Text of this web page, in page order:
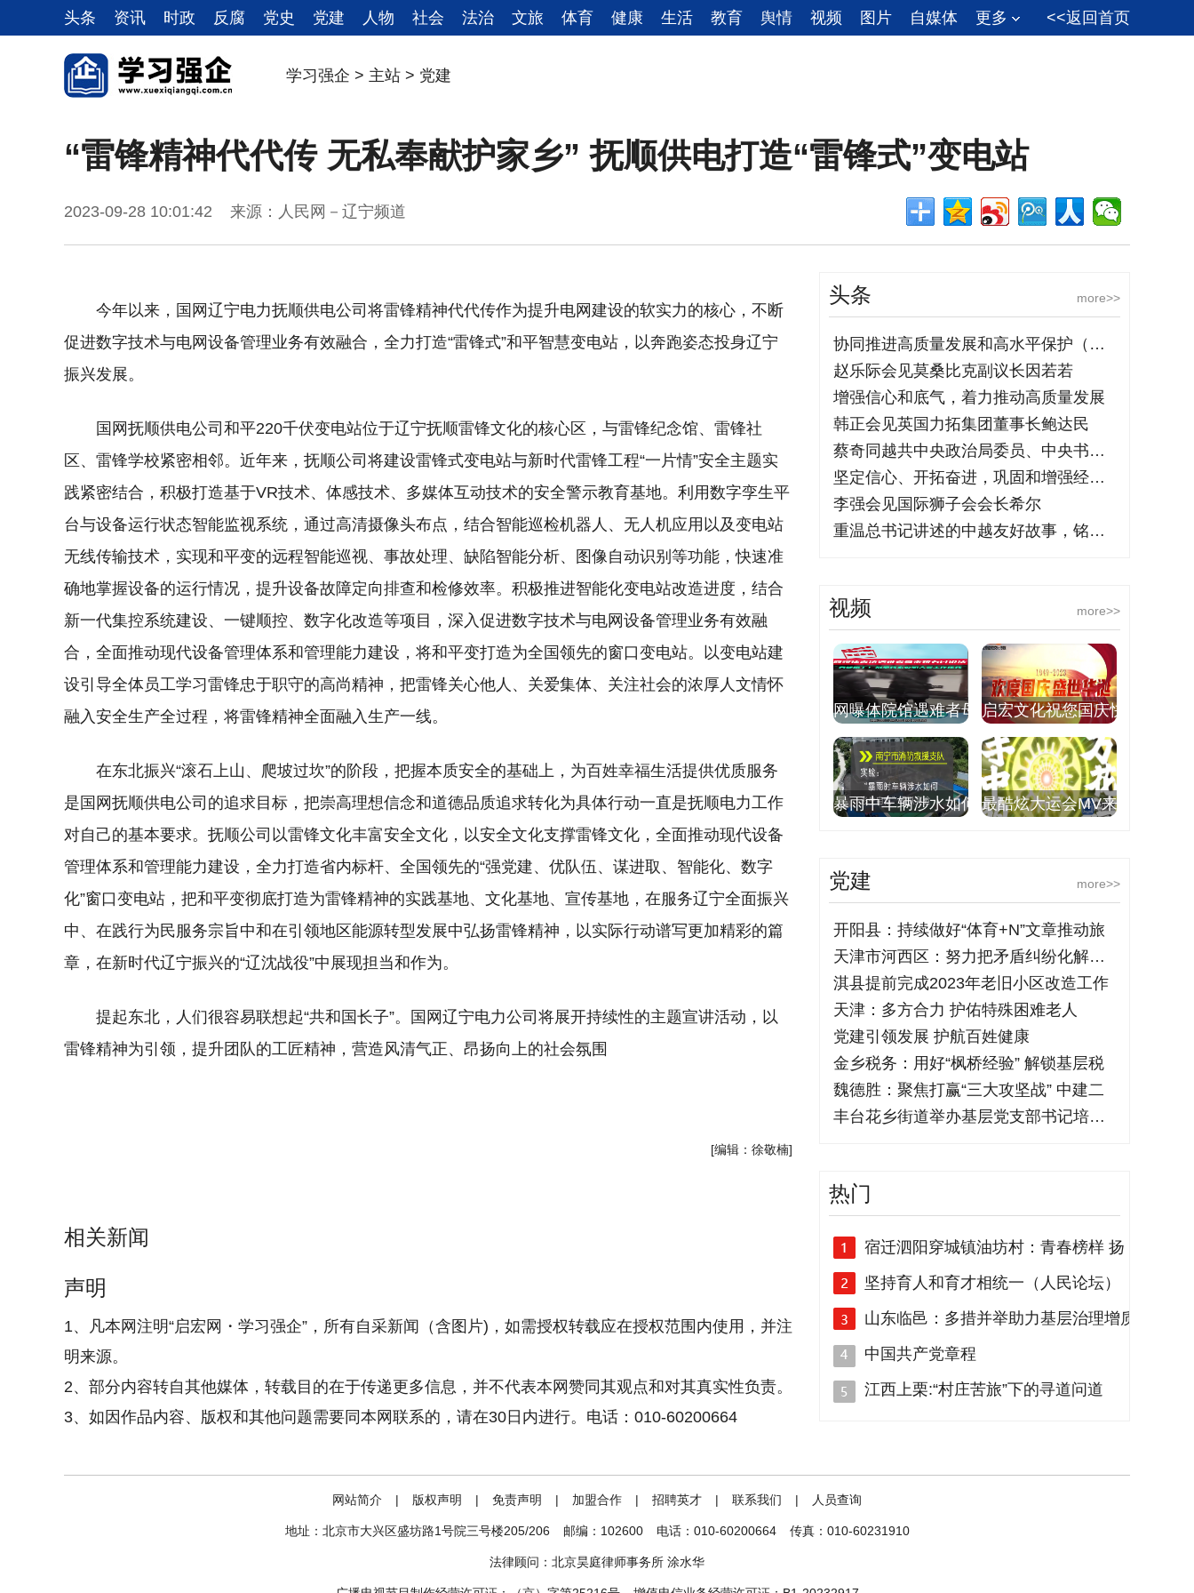
头条 资讯 时政 反腐 党史 党建 人物 社会 法治 文旅 体育 健康 生活 教育 舆情 视频 图片 自媒体 更多 <<返回首页
学习强企 > 主站 > 党建
“雷锋精神代代传 无私奉献护家乡” 抚顺供电打造“雷锋式”变电站
2023-09-28 10:01:42 来源：人民网－辽宁频道
今年以来，国网辽宁电力抚顺供电公司将雷锋精神代代传作为提升电网建设的软实力的核心，不断
促进数字技术与电网设备管理业务有效融合，全力打造“雷锋式”和平智慧变电站，以奔跑姿态投身辽宁
振兴发展。
国网抚顺供电公司和平220千伏变电站位于辽宁抚顺雷锋文化的核心区，与雷锋纪念馆、雷锋社
区、雷锋学校紧密相邻。近年来，抚顺公司将建设雷锋式变电站与新时代雷锋工程“一片情”安全主题实
践紧密结合，积极打造基于VR技术、体感技术、多媒体互动技术的安全警示教育基地。利用数字孪生平
台与设备运行状态智能监视系统，通过高清摄像头布点，结合智能巡检机器人、无人机应用以及变电站
无线传输技术，实现和平变的远程智能巡视、事故处理、缺陷智能分析、图像自动识别等功能，快速准
确地掌握设备的运行情况，提升设备故障定向排查和检修效率。积极推进智能化变电站改造进度，结合
新一代集控系统建设、一键顺控、数字化改造等项目，深入促进数字技术与电网设备管理业务有效融
合，全面推动现代设备管理体系和管理能力建设，将和平变打造为全国领先的窗口变电站。以变电站建
设引导全体员工学习雷锋忠于职守的高尚精神，把雷锋关心他人、关爱集体、关注社会的浓厚人文情怀
融入安全生产全过程，将雷锋精神全面融入生产一线。
在东北振兴“滚石上山、爬坡过坎”的阶段，把握本质安全的基础上，为百姓幸福生活提供优质服务
是国网抚顺供电公司的追求目标，把崇高理想信念和道德品质追求转化为具体行动一直是抚顺电力工作
对自己的基本要求。抚顺公司以雷锋文化丰富安全文化，以安全文化支撑雷锋文化，全面推动现代设备
管理体系和管理能力建设，全力打造省内标杆、全国领先的“强党建、优队伍、谋进取、智能化、数字
化”窗口变电站，把和平变彻底打造为雷锋精神的实践基地、文化基地、宣传基地，在服务辽宁全面振兴
中、在践行为民服务宗旨中和在引领地区能源转型发展中弘扬雷锋精神，以实际行动谱写更加精彩的篇
章，在新时代辽宁振兴的“辽沈战役”中展现担当和作为。
提起东北，人们很容易联想起“共和国长子”。国网辽宁电力公司将展开持续性的主题宣讲活动，以
雷锋精神为引领，提升团队的工匠精神，营造风清气正、昂扬向上的社会氛围
[编辑：徐敬楠]
相关新闻
声明
1、凡本网注明“启宏网・学习强企”，所有自采新闻（含图片)，如需授权转载应在授权范围内使用，并注
明来源。
2、部分内容转自其他媒体，转载目的在于传递更多信息，并不代表本网赞同其观点和对其真实性负责。
3、如因作品内容、版权和其他问题需要同本网联系的，请在30日内进行。电话：010-60200664
more>>
头条
协同推进高质量发展和高水平保护（美丽中
赵乐际会见莫桑比克副议长因若若
增强信心和底气，着力推动高质量发展
韩正会见英国力拓集团董事长鲍达民
蔡奇同越共中央政治局委员、中央书记处常
坚定信心、开拓奋进，巩固和增强经济回升
李强会见国际狮子会会长希尔
重温总书记讲述的中越友好故事，铭记“同
more>>
视频
网曝体院馆遇难者母 启宏文化祝您国庆快
暴雨中车辆涉水如何 最酷炫大运会MV来
more>>
党建
开阳县：持续做好“体育+N”文章推动旅
天津市河西区：努力把矛盾纠纷化解在基层
淇县提前完成2023年老旧小区改造工作
天津：多方合力 护佑特殊困难老人
党建引领发展 护航百姓健康
金乡税务：用好“枫桥经验” 解锁基层税
魏德胜：聚焦打赢“三大攻坚战” 中建二
丰台花乡街道举办基层党支部书记培训班
热门
宿迁泗阳穿城镇油坊村：青春榜样 扬
坚持育人和育才相统一（人民论坛）
山东临邑：多措并举助力基层治理增质
中国共产党章程
江西上栗:“村庄苦旅”下的寻道问道
网站简介 | 版权声明 | 免责声明 | 加盟合作 | 招聘英才 | 联系我们 | 人员查询
地址：北京市大兴区盛坊路1号院三号楼205/206 邮编：102600 电话：010-60200664 传真：010-60231910
法律顾问：北京昊庭律师事务所 涂水华